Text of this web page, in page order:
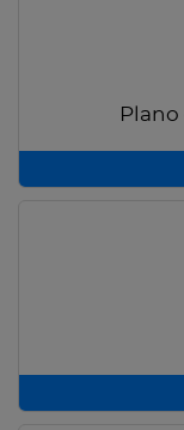
Plano